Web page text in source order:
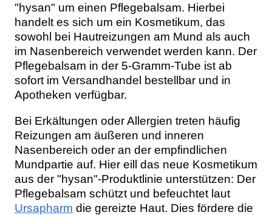
"hysan" um einen Pflegebalsam. Hierbei
handelt es sich um ein Kosmetikum, das
sowohl bei Hautreizungen am Mund als auch
im Nasenbereich verwendet werden kann. Der
Pflegebalsam in der 5-Gramm-Tube ist ab
sofort im Versandhandel bestellbar und in
Apotheken verfügbar.
Bei Erkältungen oder Allergien treten häufig
Reizungen am äußeren und inneren
Nasenbereich oder an der empfindlichen
Mundpartie auf. Hier eill das neue Kosmetikum
aus der "hysan"-Produktlinie unterstützen: Der
Pflegebalsam schützt und befeuchtet laut
Ursapharm die gereizte Haut. Dies fördere die